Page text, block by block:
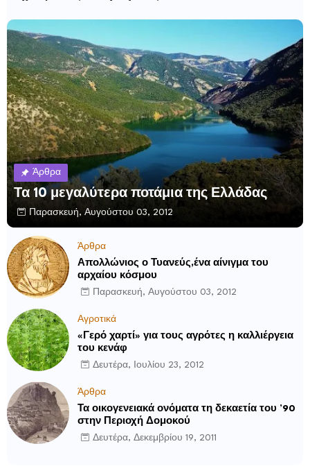
Άρθρα
Τα 10 μεγαλύτερα ποτάμια της Ελλάδας
Παρασκευή, Αυγούστου 03, 2012
Άρθρα
Απολλώνιος ο Τυανεύς,ένα αίνιγμα του
αρχαίου κόσμου
Παρασκευή, Αυγούστου 03, 2012
Αγροτικά
«Γερό χαρτί» για τους αγρότες η καλλιέργεια
του κενάφ
Δευτέρα, Ιουλίου 23, 2012
Άρθρα
Τα οικογενειακά ονόματα τη δεκαετία του ’90
στην Περιοχή Δομοκού
Δευτέρα, Δεκεμβρίου 19, 2011